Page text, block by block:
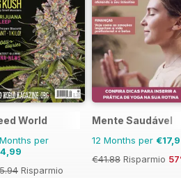
World
per
Risparmio
Mente Saudável
12 Months per
€41.88 Risparmio